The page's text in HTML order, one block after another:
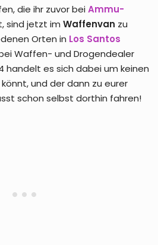
die ihr zuvor beiAmmu-
sind jetzt im Waffenvan zu
Orten in Los Santos
Waffen- und Drogendealer
handelt es sich dabei um keinen
und der dann zu eurer
schon selbst dorthin fahren!